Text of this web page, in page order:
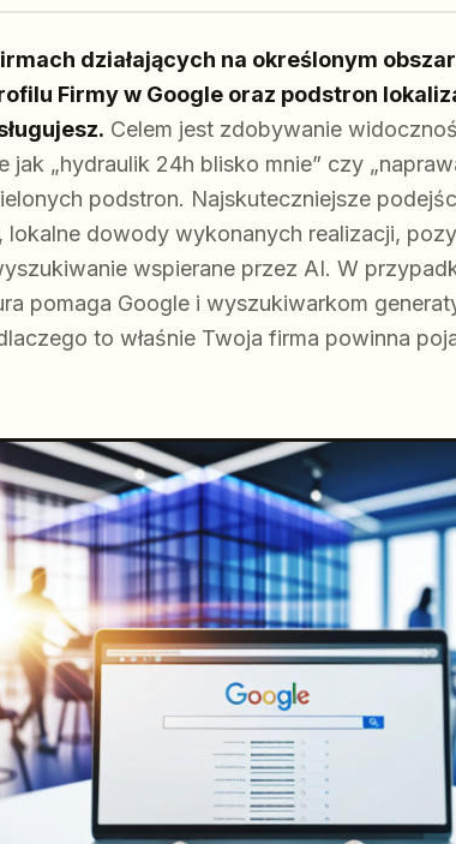
działających na określonym
Firmy w Google oraz podstron
Celem jest zdobywanie
jak „hydraulik 24h blisko mnie” czy
podstron. Najskuteczniejsze
lokalne dowody wykonanych realizacji,
wspierane przez AI. W
pomaga Google i wyszukiwarkom
to właśnie Twoja firma powinna